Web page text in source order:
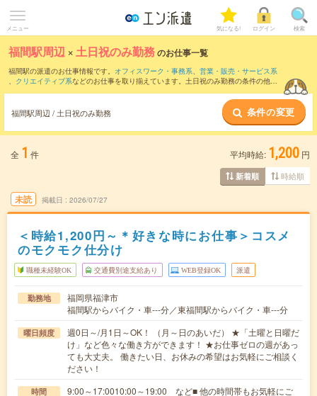
メニュー 気になる! ログイン 検索
福間駅周辺 ×土日祝のみ勤務のお仕事一覧
福間駅の派遣のお仕事情報です。 オフィスワーク・事務系、 営業・販売・サービス系
、 クリエイティブ系などのお仕事を取り揃えています。土日祝のみ勤務の条件の他
福間駅周辺 / 土日祝のみ勤務 条件の変更
全 1 件 平均時給: 1,200 円
新着順 時給順
未読 掲載日 2026/07/27
＜時給1,200円～＊好きな時にお仕事＞コスメ
のモクモク仕分け
職種未経験OK 交通費別途支給あり WEB登録OK 派遣
勤務地
福岡県福津市
福間駅からバイク・車---分／東福間駅からバイク・車---分
曜日頻度
週0日～/月1日～OK！ （月～日のあいだ） ★「土曜と日曜だ
け」など色々な働き方ができます！ ★お仕事ゼロの週があっ
ても大丈夫。 働きたい日、お休みの希望はお気軽にご相談く
ださい！
時間
9:00～17:0010:00～19:00 など■ 他の時間帯もお気軽にご